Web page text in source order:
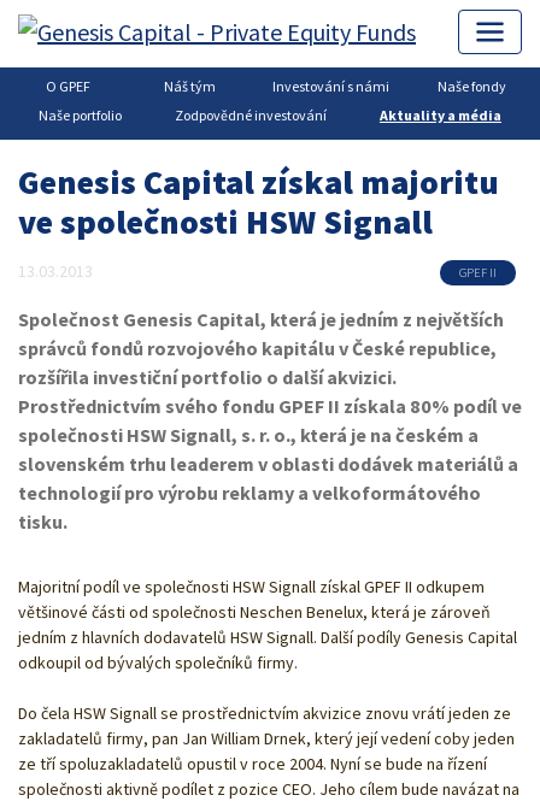
O GPEF Náš tým Investování s námi
Naše fondy
Naše portfolio
Zodpovědné investování Aktuality a média
Genesis Capital získal majoritu
ve společnosti HSW Signall
13.03.2013 GPEF II
Společnost Genesis Capital, která je jedním z největších
správců fondů rozvojového kapitálu v České republice,
rozšířila investiční portfolio o další akvizici.
Prostřednictvím svého fondu GPEF II získala 80% podíl ve
společnosti HSW Signall, s. r. o., která je na českém a
slovenském trhu leaderem v oblasti dodávek materiálů a
technologií pro výrobu reklamy a velkoformátového
tisku.
Majoritní podíl ve společnosti HSW Signall získal GPEF II odkupem
většinové části od společnosti Neschen Benelux, která je zároveň
jedním z hlavních dodavatelů HSW Signall. Další podíly Genesis Capital
odkoupil od bývalých společníků firmy.
Do čela HSW Signall se prostřednictvím akvizice znovu vrátí jeden ze
zakladatelů firmy, pan Jan William Drnek, který její vedení coby jeden
ze tří spoluzakladatelů opustil v roce 2004. Nyní se bude na řízení
společnosti aktivně podílet z pozice CEO. Jeho cílem bude navázat na